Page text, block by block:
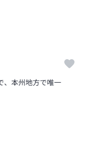
、本州地方で唯一